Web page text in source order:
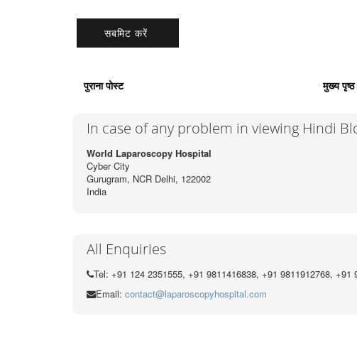
पुराना पोस्ट मुख्य पृष्ठ
In case of any problem in viewing Hindi
World Laparoscopy Hospital
Cyber City
Gurugram, NCR Delhi, 122002
India
All Enquiries
Tel: +91 124 2351555, +91 9811416838, +91 9811912768, +91
Email: contact@laparoscopyhospital.com